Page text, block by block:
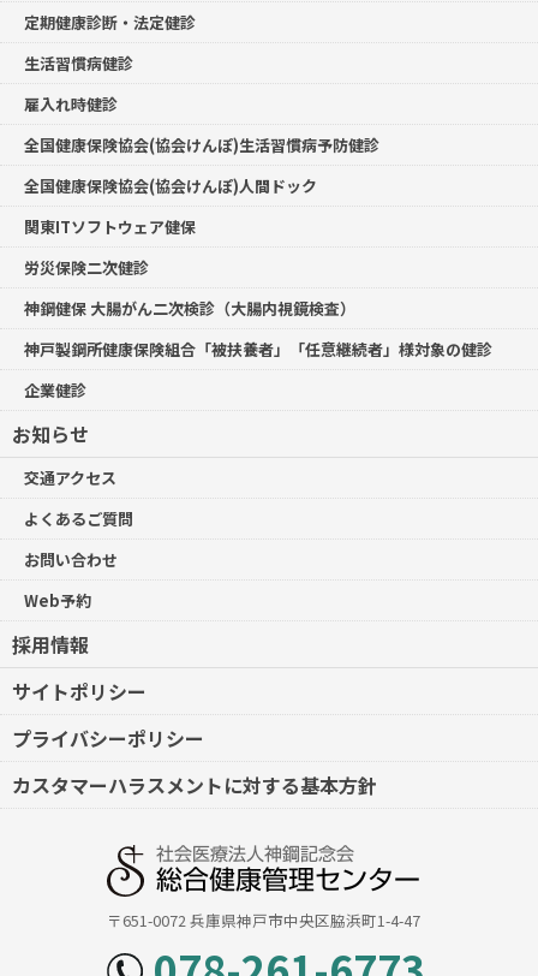
定期健康診断・法定健診
生活習慣病健診
雇入れ時健診
全国健康保険協会(協会けんぽ)生活習慣病予防健診
全国健康保険協会(協会けんぽ)人間ドック
関東ITソフトウェア健保
労災保険二次健診
神鋼健保 大腸がん二次検診（大腸内視鏡検査）
神戸製鋼所健康保険組合「被扶養者」「任意継続者」様対象の健診
企業健診
お知らせ
交通アクセス
よくあるご質問
お問い合わせ
Web予約
採用情報
サイトポリシー
プライバシーポリシー
カスタマーハラスメントに対する基本方針
社会医療法人神鋼記念会
総合健康管理センター
〒651-0072 兵庫県神戸市中央区脇浜町1-4-47